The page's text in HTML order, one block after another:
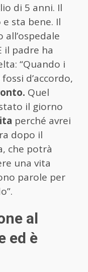
di 5 anni. Il
sta bene. Il
il padre ha
“Quando i
d’accordo,
Quel
il giorno
perché avrei
dopo il
che potrà
una vita
parole per
al
ed è